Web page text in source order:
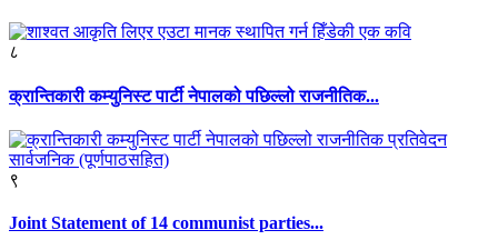
८
क्रान्तिकारी कम्युनिस्ट पार्टी नेपालको पछिल्लो राजनीतिक...
९
Joint Statement of 14 communist parties...